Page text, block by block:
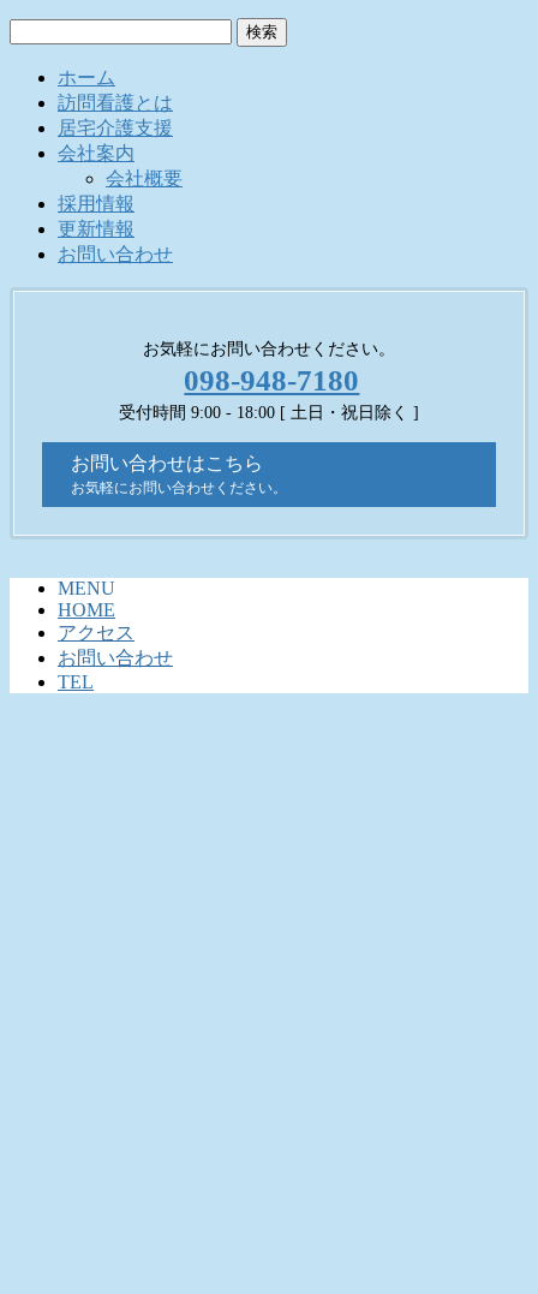
ホーム
訪問看護とは
居宅介護支援
会社案内
会社概要
採用情報
更新情報
お問い合わせ
お気軽にお問い合わせください。
098-948-7180
受付時間 9:00 - 18:00 [ 土日・祝日除く ]
お問い合わせはこちら
お気軽にお問い合わせください。
MENU
HOME
アクセス
お問い合わせ
TEL